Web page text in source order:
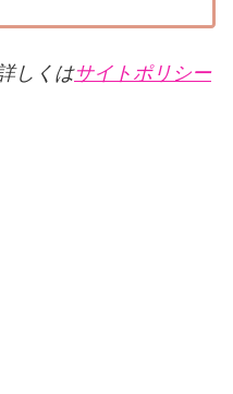
しくはサイトポリシー